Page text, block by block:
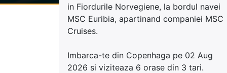
in Fiordurile Norvegiene, la bordul navei
MSC Euribia, apartinand companiei MSC
Cruises.
Imbarca-te din Copenhaga pe 02 Aug
2026 si viziteaza 6 orase din 3 tari.